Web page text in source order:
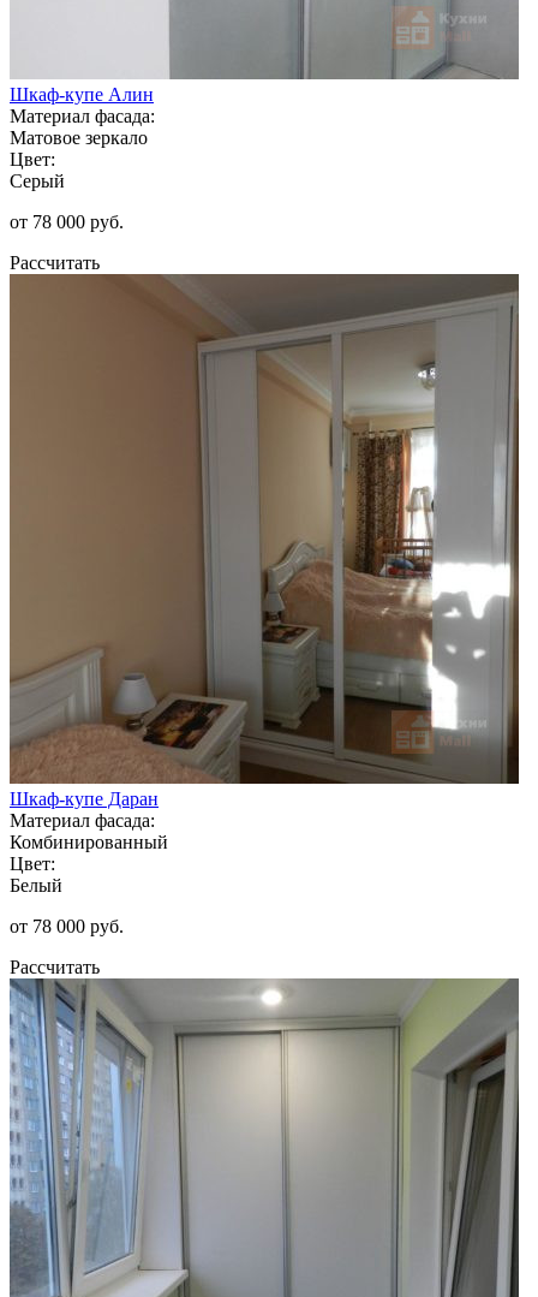
Шкаф-купе Алин
Материал фасада:
Матовое зеркало
Цвет:
Серый
от 78 000 руб.
Рассчитать
Шкаф-купе Даран
Материал фасада:
Комбинированный
Цвет:
Белый
от 78 000 руб.
Рассчитать